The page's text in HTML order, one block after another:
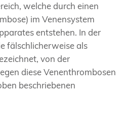
welche durch einen
im Venensystem
entstehen. In der
fälschlicherweise als
von der
diese Venenthrombosen
beschriebenen